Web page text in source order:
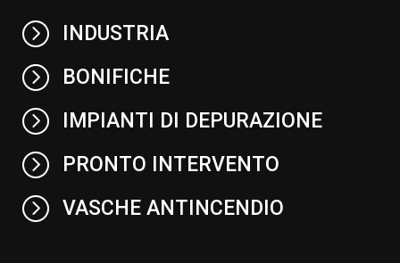
= INDUSTRIA
= BONIFICHE
= IMPIANTI DI DEPURAZIONE
= PRONTO INTERVENTO
= VASCHE ANTINCENDIO